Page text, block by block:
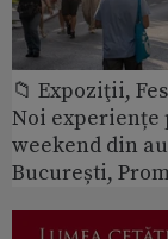
📁 Expoziţii,
Noi experiențe
weekend din
București,